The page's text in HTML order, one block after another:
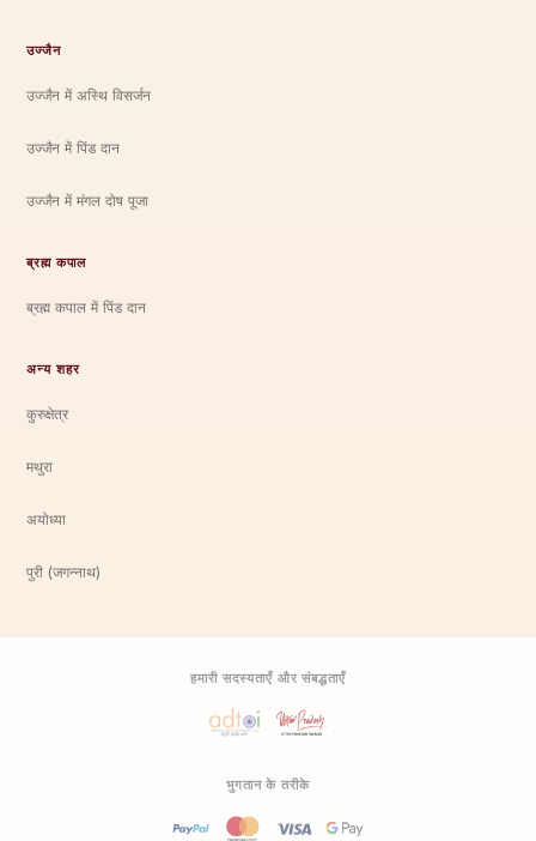
उज्जैन
उज्जैन में अस्थि विसर्जन
उज्जैन में पिंड दान
उज्जैन में मंगल दोष पूजा
ब्रह्म कपाल
ब्रह्म कपाल में पिंड दान
अन्य शहर
कुरुक्षेत्र
मथुरा
अयोध्या
पुरी (जगन्नाथ)
हमारी सदस्यताएँ और संबद्धताएँ
भुगतान के तरीके